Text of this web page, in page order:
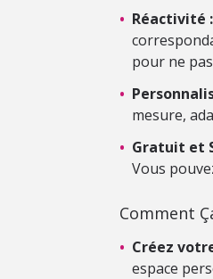
• Réactivité :
pour ne
•
mesure,
• Gratuit et
Vous
Comment
• Créez
espace